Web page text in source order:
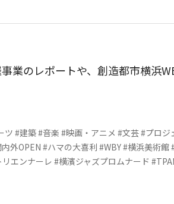
業のレポートや、創造都市横浜
ツ#建築#音楽 #映画・アニメ #文芸#プロジ
外OPEN#ハマの大喜利 #WBY#横浜美術館
エンナーレ #横濱ジャズプロムナード